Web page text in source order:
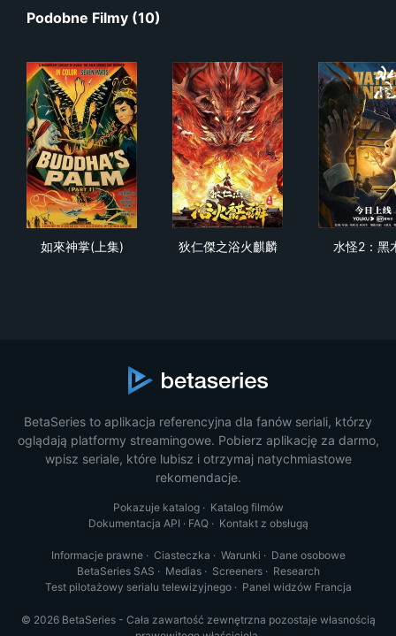
Podobne Filmy (10)
如來神掌(上集) 狄仁傑之浴火麒麟 水怪2：黑
BetaSeries to aplikacja referencyjna dla fanów seriali, którzy
oglądają platformy streamingowe. Pobierz aplikację za darmo,
wpisz seriale, które lubisz i otrzymaj natychmiastowe
rekomendacje.
Pokazuje katalog· Katalog filmów
Dokumentacja API · FAQ· Kontakt z obsługą
Informacje prawne· Ciasteczka · Warunki · Dane osobowe
BetaSeries SAS · Medias· Screeners· Research
Test pilotażowy serialu telewizyjnego· Panel widzów Francja
© 2026 BetaSeries - Cała zawartość zewnętrzna pozostaje własnością